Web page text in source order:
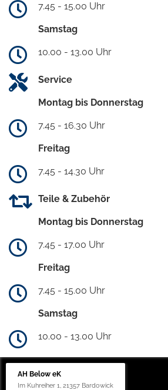
7.45 - 15.00 Uhr
Samstag
10.00 - 13.00 Uhr
Service
Montag bis Donnerstag
7.45 - 16.30 Uhr
Freitag
7.45 - 14.30 Uhr
Teile & Zubehör
Montag bis Donnerstag
7.45 - 17.00 Uhr
Freitag
7.45 - 15.00 Uhr
Samstag
10.00 - 13.00 Uhr
AH Below eK
Im Kuhreiher 1, 21357 Bardowick